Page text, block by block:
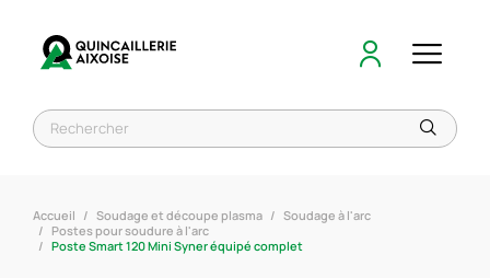
Accueil Soudage et découpe plasma
Soudage à l'arc
Postes pour soudure à l'arc
Poste Smart 120 Mini Syner équipé complet